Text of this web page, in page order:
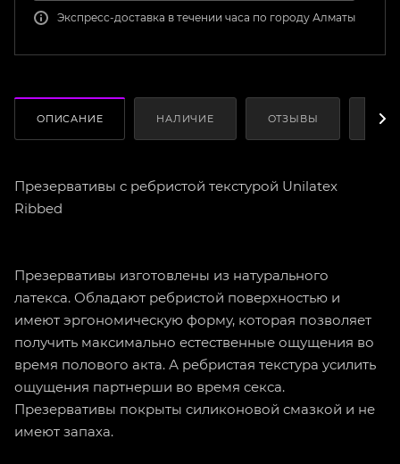
Экспресс-доставка в течении часа по городу Алматы
ОПИСАНИЕ НАЛИЧИЕ ОТЗЫВЫ
Презервативы с ребристой текстурой Unilatex
Ribbed
Презервативы изготовлены из натурального
латекса. Обладают ребристой поверхностью и
имеют эргономическую форму, которая позволяет
получить максимально естественные ощущения во
время полового акта. А ребристая текстура усилить
ощущения партнерши во время секса.
Презервативы покрыты силиконовой смазкой и не
имеют запаха.